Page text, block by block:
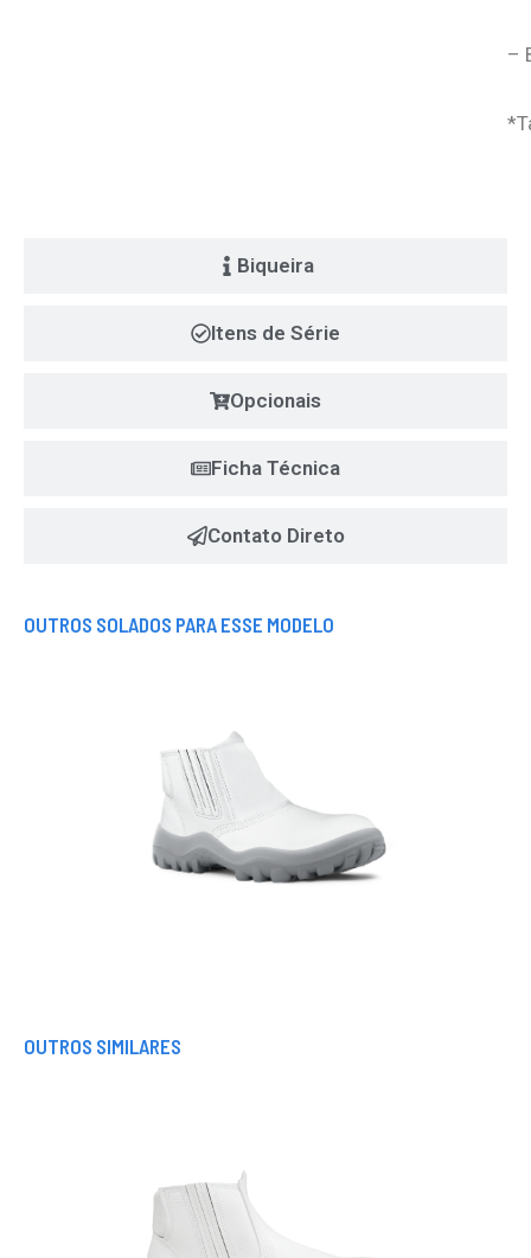
Biqueira
Itens de Série
Opcionais
Ficha Técnica
Contato Direto
–
OUTROS SOLADOS PARA ESSE MODELO
OUTROS SIMILARES